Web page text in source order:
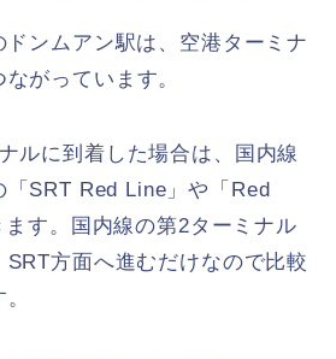
ンムアン駅は、空港ターミナ
がっています。
ルに到着した場合は、国内線
「SRT Red Line」や「Red
す。国内線の第2ターミナル
方面へ進むだけなので比較